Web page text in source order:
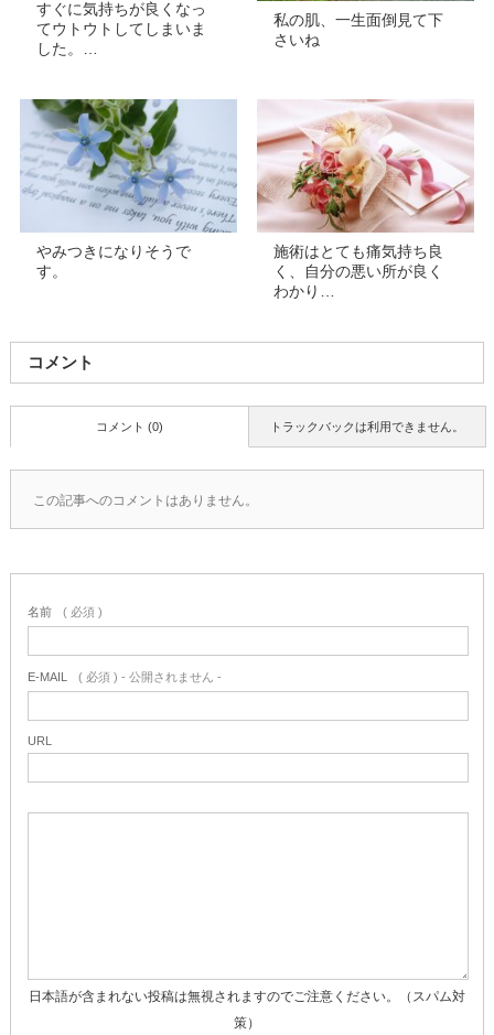
すぐに気持ちが良くなっ
てウトウトしてしまいま
した。…
私の肌、一生面倒見て下
さいね
やみつきになりそうで
す。
施術はとても痛気持ち良
く、自分の悪い所が良く
わかり…
コメント
トラックバックは利用できません。
コメント (0)
この記事へのコメントはありません。
名前 ( 必須 )
E-MAIL ( 必須 ) - 公開されません -
URL
日本語が含まれない投稿は無視されますのでご注意ください。（スパム対
策）